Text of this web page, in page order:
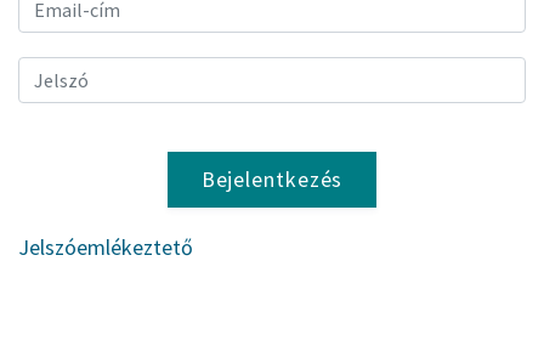
Bejelentkezés
Jelszóemlékeztető